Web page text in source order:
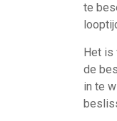
te
Het is
de
in te